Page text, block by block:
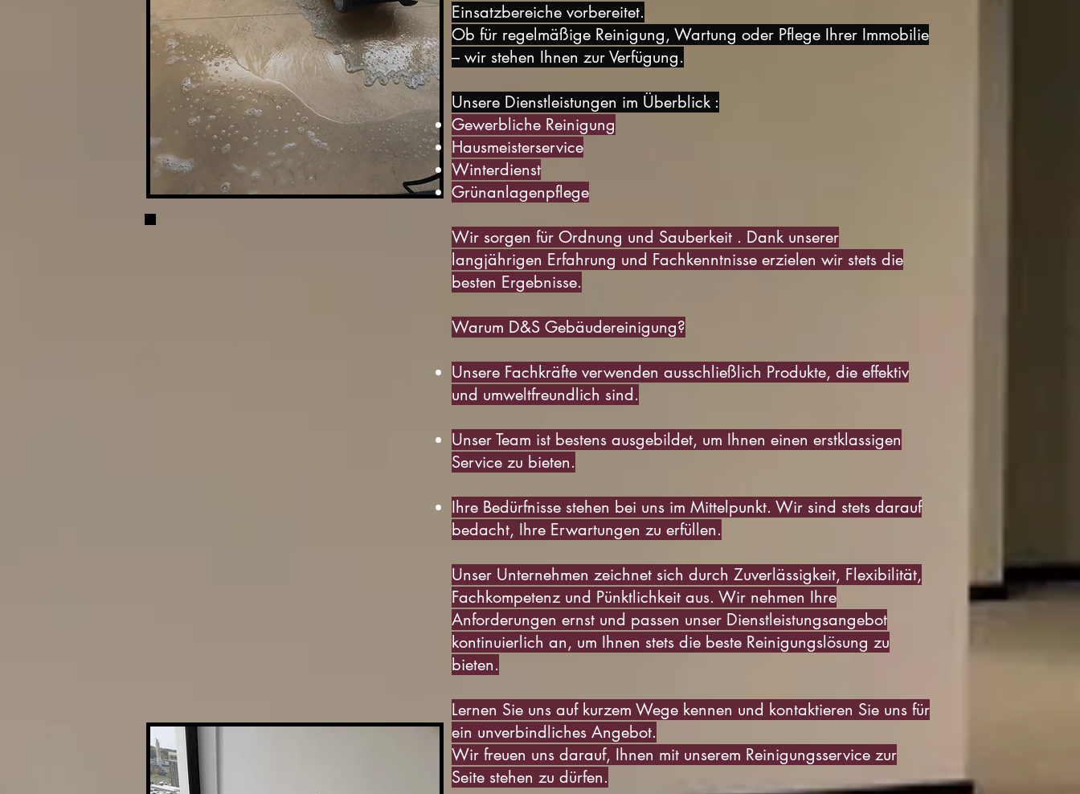
Einsatzbereiche vorbereitet.
Ob für regelmäßige Reinigung, Wartung oder Pflege Ihrer Immobilie
– wir stehen Ihnen zur Verfügung.
Unsere Dienstleistungen im Überblick :
Gewerbliche Reinigung
Hausmeisterservice
Winterdienst
Grünanlagenpflege
Wir sorgen für Ordnung und Sauberkeit . Dank unserer
langjährigen Erfahrung und Fachkenntnisse erzielen wir stets die
besten Ergebnisse.
Warum D&S Gebäudereinigung?
Unsere Fachkräfte verwenden ausschließlich Produkte, die effektiv
und umweltfreundlich sind.
Unser Team ist bestens ausgebildet, um Ihnen einen erstklassigen
Service zu bieten.
Ihre Bedürfnisse stehen bei uns im Mittelpunkt. Wir sind stets darauf
bedacht, Ihre Erwartungen zu erfüllen.
Unser Unternehmen zeichnet sich durch Zuverlässigkeit, Flexibilität,
Fachkompetenz und Pünktlichkeit aus. Wir nehmen Ihre
Anforderungen ernst und passen unser Dienstleistungsangebot
kontinuierlich an, um Ihnen stets die beste Reinigungslösung zu
bieten.
Lernen Sie uns auf kurzem Wege kennen und kontaktieren Sie uns für
ein unverbindliches Angebot.
Wir freuen uns darauf, Ihnen mit unserem Reinigungsservice zur
Seite stehen zu dürfen.